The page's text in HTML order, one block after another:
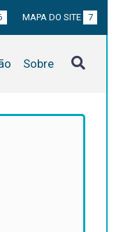
MAPA DO SITE 7
Sobre